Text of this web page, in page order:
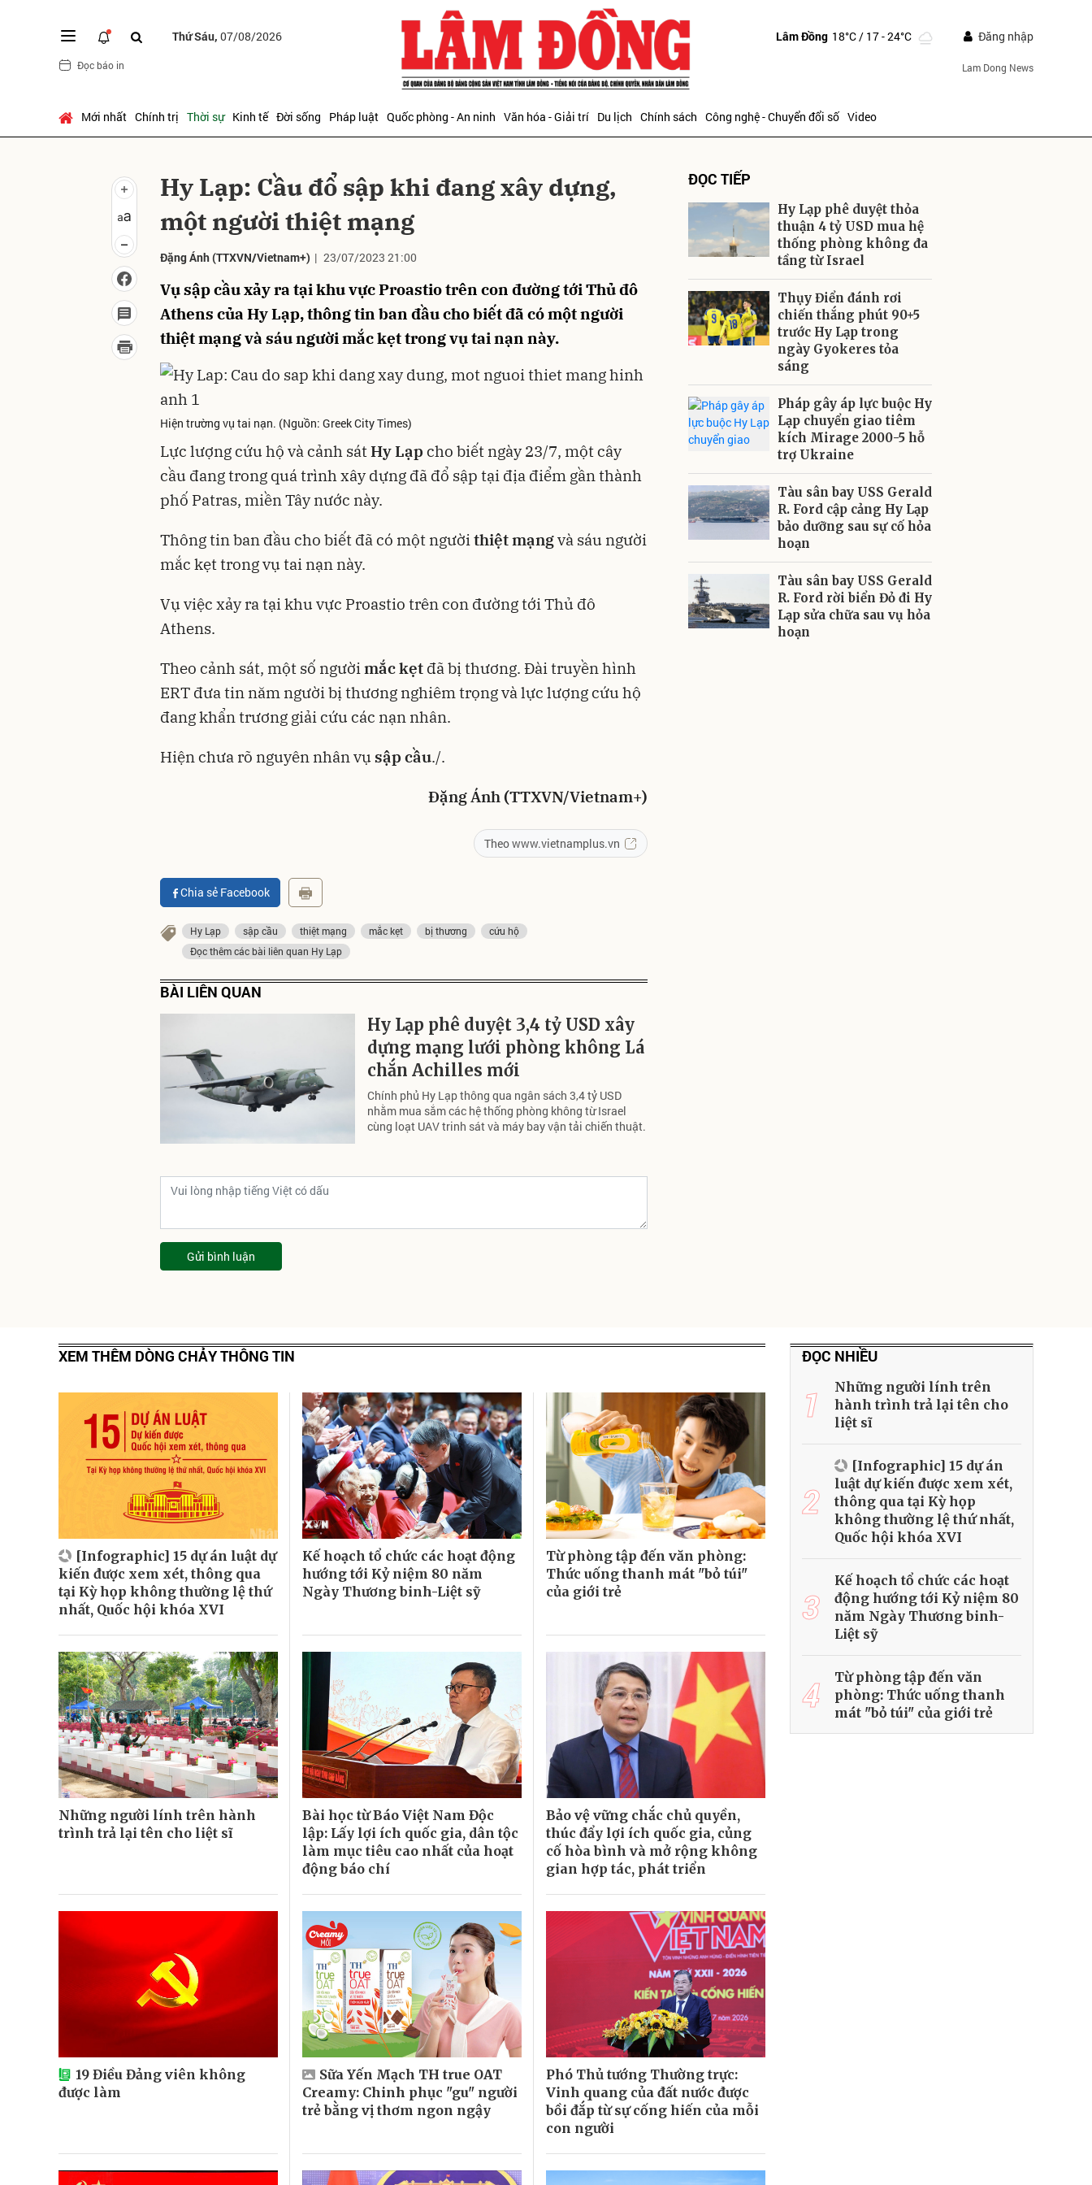
Thứ Sáu, 07/08/2026
Đọc báo in
Lâm Đồng 18°C/ 17 - 24°C Đăng nhập
Lam Dong News
Mới nhất Chính trị Thời sự Kinh tế Đời sống Pháp luật Quốc phòng - An ninh Văn hóa - Giải trí Du lịch Chính sách Công nghệ - Chuyển đổi số Video
Hy Lạp: Cầu đổ sập khi đang xây dựng,
một người thiệt mạng
Đặng Ánh(TTXVN/Vietnam+) | 23/07/2023 21:00
Vụ sập cầu xảy ra tại khu vực Proastio trên con đường tới Thủ đô
Athens của Hy Lạp, thông tin ban đầu cho biết đã có một người
thiệt mạng và sáu người mắc kẹt trong vụ tai nạn này.
Hiện trường vụ tai nạn. (Nguồn: Greek City Times)
Lực lượng cứu hộ và cảnh sátHy Lạp cho biết ngày 23/7, một cây
cầu đang trong quá trình xây dựng đã đổ sập tại địa điểm gần thành
phố Patras, miền Tây nước này.
Thông tin ban đầu cho biết đã có một ngườithiệt mạngvà sáu người
mắc kẹt trong vụ tai nạn này.
Vụ việc xảy ra tại khu vực Proastio trên con đường tới Thủ đô
Athens.
Theo cảnh sát, một số ngườimắc kẹt đã bị thương. Đài truyền hình
ERT đưa tin năm người bị thương nghiêm trọng và lực lượng cứu hộ
đang khẩn trương giải cứu các nạn nhân.
Hiện chưa rõ nguyên nhân vụ sập cầu./.
Đặng Ánh (TTXVN/Vietnam+)
Theo www.vietnamplus.vn
Chia sẻ Facebook
Hy Lạp sập cầu thiệt mạng mắc kẹt bị thương
cứu hộ
Đọc thêm các bài liên quan Hy Lạp
BÀI LIÊN QUAN
Hy Lạp phê duyệt 3,4 tỷ USD xây
dựng mạng lưới phòng không Lá
chắn Achilles mới
Chính phủ Hy Lạp thông qua ngân sách 3,4 tỷ USD
nhằm mua sắm các hệ thống phòng không từ Israel
cùng loạt UAV trinh sát và máy bay vận tải chiến thuật.
Gửi bình luận
ĐỌC TIẾP
Hy Lạp phê duyệt thỏa
thuận 4 tỷ USD mua hệ
thống phòng không đa
tầng từ Israel
Thụy Điển đánh rơi
chiến thắng phút 90+5
trước Hy Lạp trong
ngày Gyokeres tỏa
sáng
Pháp gây áp lực buộc Hy
Lạp chuyển giao tiêm
kích Mirage 2000-5 hỗ
trợ Ukraine
Tàu sân bay USS Gerald
R. Ford cập cảng Hy Lạp
bảo dưỡng sau sự cố hỏa
hoạn
Tàu sân bay USS Gerald
R. Ford rời biển Đỏ đi Hy
Lạp sửa chữa sau vụ hỏa
hoạn
XEM THÊM DÒNG CHẢY THÔNG TIN
[Infographic] 15 dự án luật dự
kiến được xem xét, thông qua
tại Kỳ họp không thường lệ thứ
nhất, Quốc hội khóa XVI
Kế hoạch tổ chức các hoạt động
hướng tới Kỷ niệm 80 năm
Ngày Thương binh-Liệt sỹ
Từ phòng tập đến văn phòng:
Thức uống thanh mát "bỏ túi"
của giới trẻ
Những người lính trên hành
trình trả lại tên cho liệt sĩ
Bài học từ Báo Việt Nam Độc
lập: Lấy lợi ích quốc gia, dân tộc
làm mục tiêu cao nhất của hoạt
động báo chí
Bảo vệ vững chắc chủ quyền,
thúc đẩy lợi ích quốc gia, củng
cố hòa bình và mở rộng không
gian hợp tác, phát triển
19 Điều Đảng viên không
được làm
Sữa Yến Mạch TH true OAT
Creamy: Chinh phục "gu" người
trẻ bằng vị thơm ngon ngậy
Phó Thủ tướng Thường trực:
Vinh quang của đất nước được
bồi đắp từ sự cống hiến của mỗi
con người
ĐỌC NHIỀU
1
Những người lính trên
hành trình trả lại tên cho
liệt sĩ
2
[Infographic] 15 dự án
luật dự kiến được xem xét,
thông qua tại Kỳ họp
không thường lệ thứ nhất,
Quốc hội khóa XVI
3
Kế hoạch tổ chức các hoạt
động hướng tới Kỷ niệm 80
năm Ngày Thương binh-
Liệt sỹ
4
Từ phòng tập đến văn
phòng: Thức uống thanh
mát "bỏ túi" của giới trẻ
Gửi bình luận